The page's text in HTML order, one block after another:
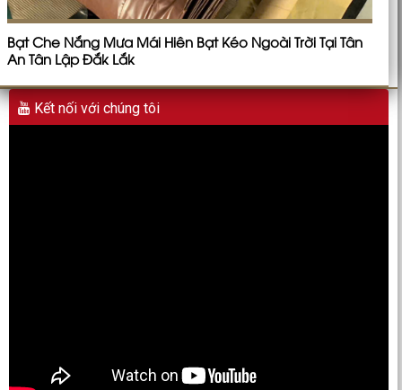
Bạt Che Nắng Mưa Mái Hiên Bạt Kéo Ngoài Trời Tại Tân
An Tân Lập Đắk Lắk
Kết nối với chúng tôi